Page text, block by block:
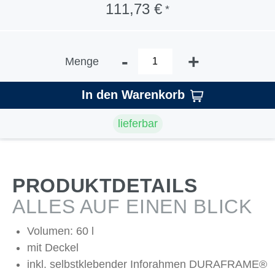
111,73 € *
Menge - +
In den Warenkorb
lieferbar
PRODUKTDETAILS
ALLES AUF EINEN BLICK
Volumen: 60 l
mit Deckel
inkl. selbstklebender Inforahmen DURAFRAME®